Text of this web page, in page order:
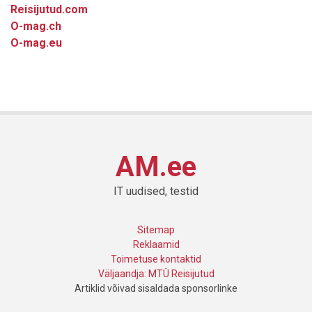
Reisijutud.com
O-mag.ch
O-mag.eu
AM.ee
IT uudised, testid
Sitemap
Reklaamid
Toimetuse kontaktid
Väljaandja: MTÜ Reisijutud
Artiklid võivad sisaldada sponsorlinke